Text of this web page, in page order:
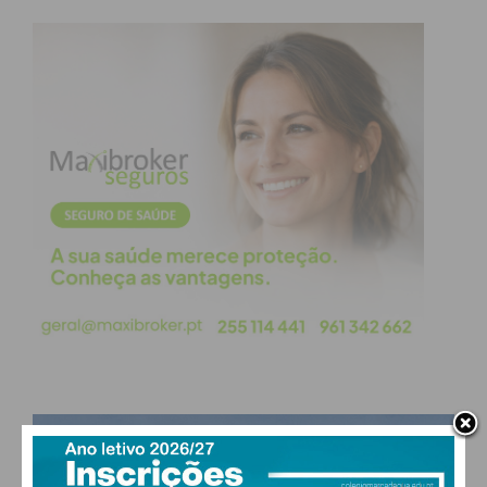
“sem hesitar”. “Aceitei na hora”, referiu, dando nota
de que a missão do grupo passa por desobstruir
vias, criar acessibilidades para que as pessoas
possam circular em Leiria, ter acesso a bens
essenciais e regressar às suas casas em segurança
o mais rápido possível.
A chegada a Leiria não foi fácil e aquilo que é
habitualmente cenário de filme, mostrou-se uma
existem nos outros países e que são coisas de
nossas coisas e que isto também nos pode
acontecer a nós”, referiu.PAÇOS DE FERREIRA